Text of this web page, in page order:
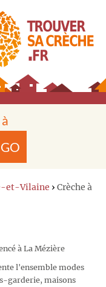
GO
et-Vilaine › Crèche à
à La Mézière
l'ensemble modes
garderie, maisons